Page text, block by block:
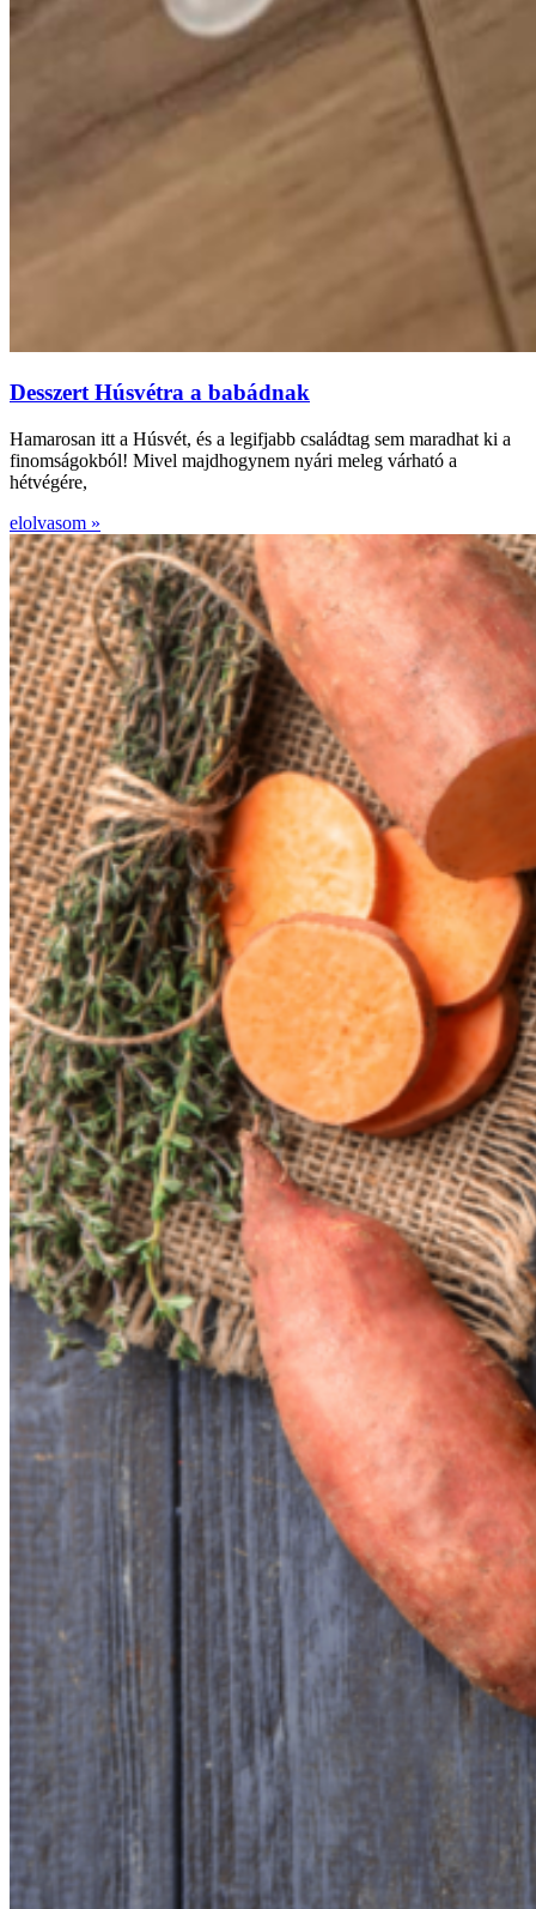
Desszert Húsvétra a babádnak
Hamarosan itt a Húsvét, és a legifjabb családtag sem maradhat ki a
finomságokból! Mivel majdhogynem nyári meleg várható a
hétvégére,
elolvasom »